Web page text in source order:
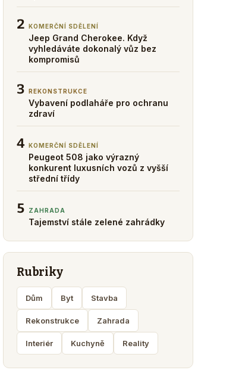
2 KOMERČNÍ SDĚLENÍ
Jeep Grand Cherokee. Když
vyhledáváte dokonalý vůz bez
kompromisů
3 REKONSTRUKCE
Vybavení podlaháře pro ochranu
zdraví
4 KOMERČNÍ SDĚLENÍ
Peugeot 508 jako výrazný
konkurent luxusních vozů z vyšší
střední třídy
5 ZAHRADA
Tajemství stále zelené zahrádky
Rubriky
Dům Byt Stavba
Rekonstrukce Zahrada
Interiér Kuchyně Reality